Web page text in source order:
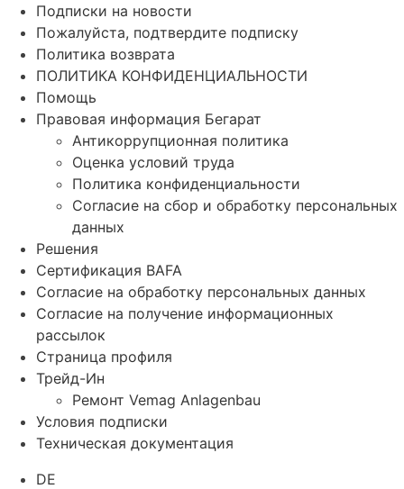
Подписки на новости
Пожалуйста, подтвердите подписку
Политика возврата
ПОЛИТИКА КОНФИДЕНЦИАЛЬНОСТИ
Помощь
Правовая информация Бегарат
Антикоррупционная политика
Оценка условий труда
Политика конфиденциальности
Согласие на сбор и обработку персональных
данных
Решения
Сертификация BAFA
Согласие на обработку персональных данных
Согласие на получение информационных
рассылок
Страница профиля
Трейд-Ин
Ремонт Vemag Anlagenbau
Условия подписки
Техническая документация
DE